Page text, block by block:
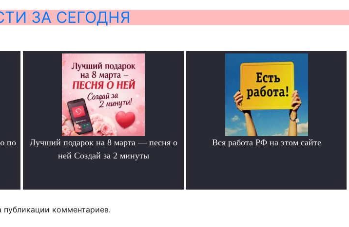
ЗА СЕГОДНЯ
по
Лучший подарок на 8 марта — песня о
ней Создай за 2 минуты
Вся работа РФ на этом сайте
комментариев.